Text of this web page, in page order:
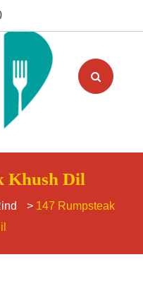
Khush Dil
> 147 Rumpsteak